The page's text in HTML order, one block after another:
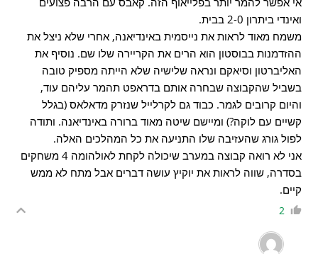
ואינדי ביתרון 2-0 בבית.
משמח מאוד לראות את נייסמית באינדיאנה, אחרי שלא ניצל את
ההזדמנות בבוסטון הוא הרים את הקריירה שלו שם. נוסיף את
האליברטון וסיאקם ונראה שלישיה שלא הייתה מספיק טובה
בשביל שהקבוצה שבחרה אותם בדראפט תהמר עליהם עוד,
והיום קרובים לגמר. כבוד גם לקרלייל שנזרק מדאלאס (בגלל
קשיים עם לוקה?) ומיישם שיטה מאוד ברורה באינדיאנה. ותודה
לפול גורג שהעזיבה שלו התניעה את כל המהלכים האלה.
אני לא רואה קבוצה במערב שיכולה לקחת לאולהומה 4 משחקים
בסדרה, שווה לראות את יוקיץ עושה דברים אבל מתח לא ממש
קיים.
2